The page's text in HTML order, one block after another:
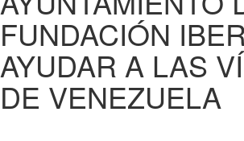
FUNDACIÓN
AYUDAR A LAS
DE VENEZUELA